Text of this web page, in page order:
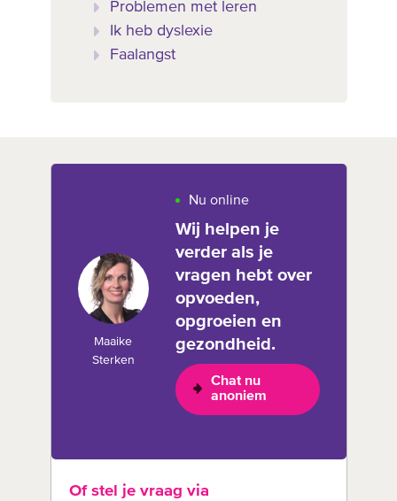
Problemen met leren
Ik heb dyslexie
Faalangst
Maaike
Sterken
Nu online
Wij helpen je
verder als je
vragen hebt over
opvoeden,
opgroeien en
gezondheid.
Chat nu
anoniem
Of stel je vraag via